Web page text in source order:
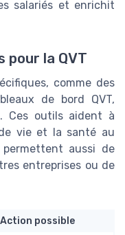
salariés et enrichit
pour la QVT
comme des
de bord QVT,
Ces outils aident à
vie et la santé au
aussi de
entreprises ou de
Action possible